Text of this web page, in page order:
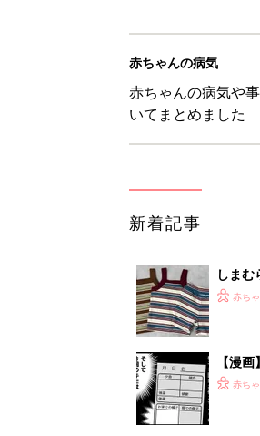
【漫画
赤ち
「抱っ